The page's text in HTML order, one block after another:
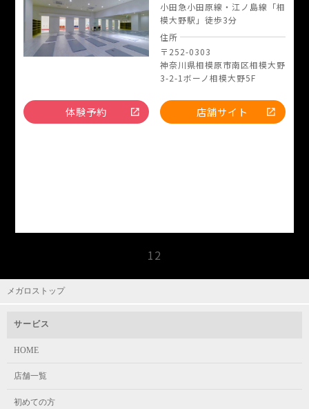
小田急小田原線・江ノ島線「相
模大野駅」徒歩3分
住所
〒252-0303
神奈川県相模原市南区相模大野
3-2-1ボーノ相模大野5F
体験予約 店舗サイト
12
メガロストップ
サービス
HOME
店舗一覧
初めての方